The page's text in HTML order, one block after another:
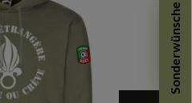
Sonderwünsche